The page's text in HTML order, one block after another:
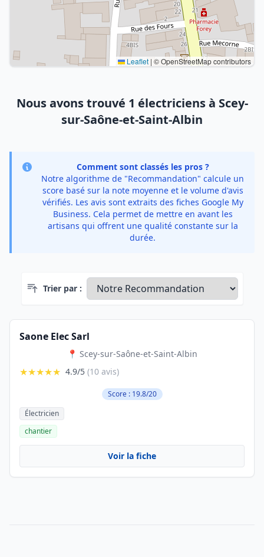
Leaflet | © OpenStreetMap contributors
Nous avons trouvé 1 électriciens à Scey-
sur-Saône-et-Saint-Albin
Comment sont classés les pros ?
Notre algorithme de "Recommandation" calcule un
score basé sur la note moyenne et le volume d'avis
vérifiés. Les avis sont extraits des fiches Google My
Business. Cela permet de mettre en avant les
artisans qui offrent une qualité constante sur la
durée.
Trier par :
Saone Elec Sarl
📍 Scey-sur-Saône-et-Saint-Albin
★★★★★ 4.9/5 (10 avis)
Score : 19.8/20
Électricien
chantier
Voir la fiche